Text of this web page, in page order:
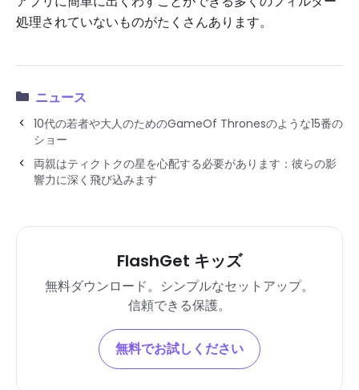
処理されていないものがたくさんあります。
ニュース
10代の若者や大人のためのGameOf Thronesのような15番の
ショー
両親はティクトクの星を心配する必要があります：彼らの影
響力に深く飛び込みます
FlashGet キッズ
無料ダウンロード。シンプルなセットアップ。
信頼できる保護。
無料でお試しください